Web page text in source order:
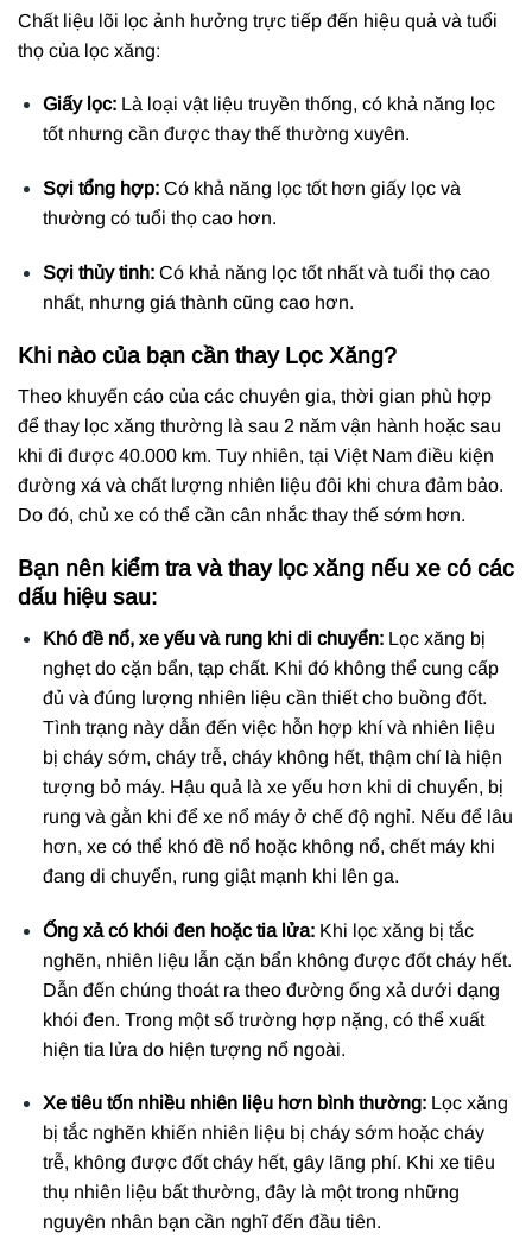
Chất liệu lõi lọc ảnh hưởng trực tiếp đến hiệu quả và tuổi
thọ của lọc xăng:
Giấy lọc: Là loại vật liệu truyền thống, có khả năng lọc
tốt nhưng cần được thay thế thường xuyên.
Sợi tổng hợp: Có khả năng lọc tốt hơn giấy lọc và
thường có tuổi thọ cao hơn.
Sợi thủy tinh: Có khả năng lọc tốt nhất và tuổi thọ cao
nhất, nhưng giá thành cũng cao hơn.
Khi nào của bạn cần thay Lọc Xăng?
Theo khuyến cáo của các chuyên gia, thời gian phù hợp
để thay lọc xăng thường là sau 2 năm vận hành hoặc sau
khi đi được 40.000 km. Tuy nhiên, tại Việt Nam điều kiện
đường xá và chất lượng nhiên liệu đôi khi chưa đảm bảo.
Do đó, chủ xe có thể cần cân nhắc thay thế sớm hơn.
Bạn nên kiểm tra và thay lọc xăng nếu xe có các
dấu hiệu sau:
Khó đề nổ, xe yếu và rung khi di chuyển: Lọc xăng bị
nghẹt do cặn bẩn, tạp chất. Khi đó không thể cung cấp
đủ và đúng lượng nhiên liệu cần thiết cho buồng đốt.
Tình trạng này dẫn đến việc hỗn hợp khí và nhiên liệu
bị cháy sớm, cháy trễ, cháy không hết, thậm chí là hiện
tượng bỏ máy. Hậu quả là xe yếu hơn khi di chuyển, bị
rung và gằn khi để xe nổ máy ở chế độ nghỉ. Nếu để lâu
hơn, xe có thể khó đề nổ hoặc không nổ, chết máy khi
đang di chuyển, rung giật mạnh khi lên ga.
Ống xả có khói đen hoặc tia lửa: Khi lọc xăng bị tắc
nghẽn, nhiên liệu lẫn cặn bẩn không được đốt cháy hết.
Dẫn đến chúng thoát ra theo đường ống xả dưới dạng
khói đen. Trong một số trường hợp nặng, có thể xuất
hiện tia lửa do hiện tượng nổ ngoài.
Xe tiêu tốn nhiều nhiên liệu hơn bình thường: Lọc xăng
bị tắc nghẽn khiến nhiên liệu bị cháy sớm hoặc cháy
trễ, không được đốt cháy hết, gây lãng phí. Khi xe tiêu
thụ nhiên liệu bất thường, đây là một trong những
nguyên nhân bạn cần nghĩ đến đầu tiên.